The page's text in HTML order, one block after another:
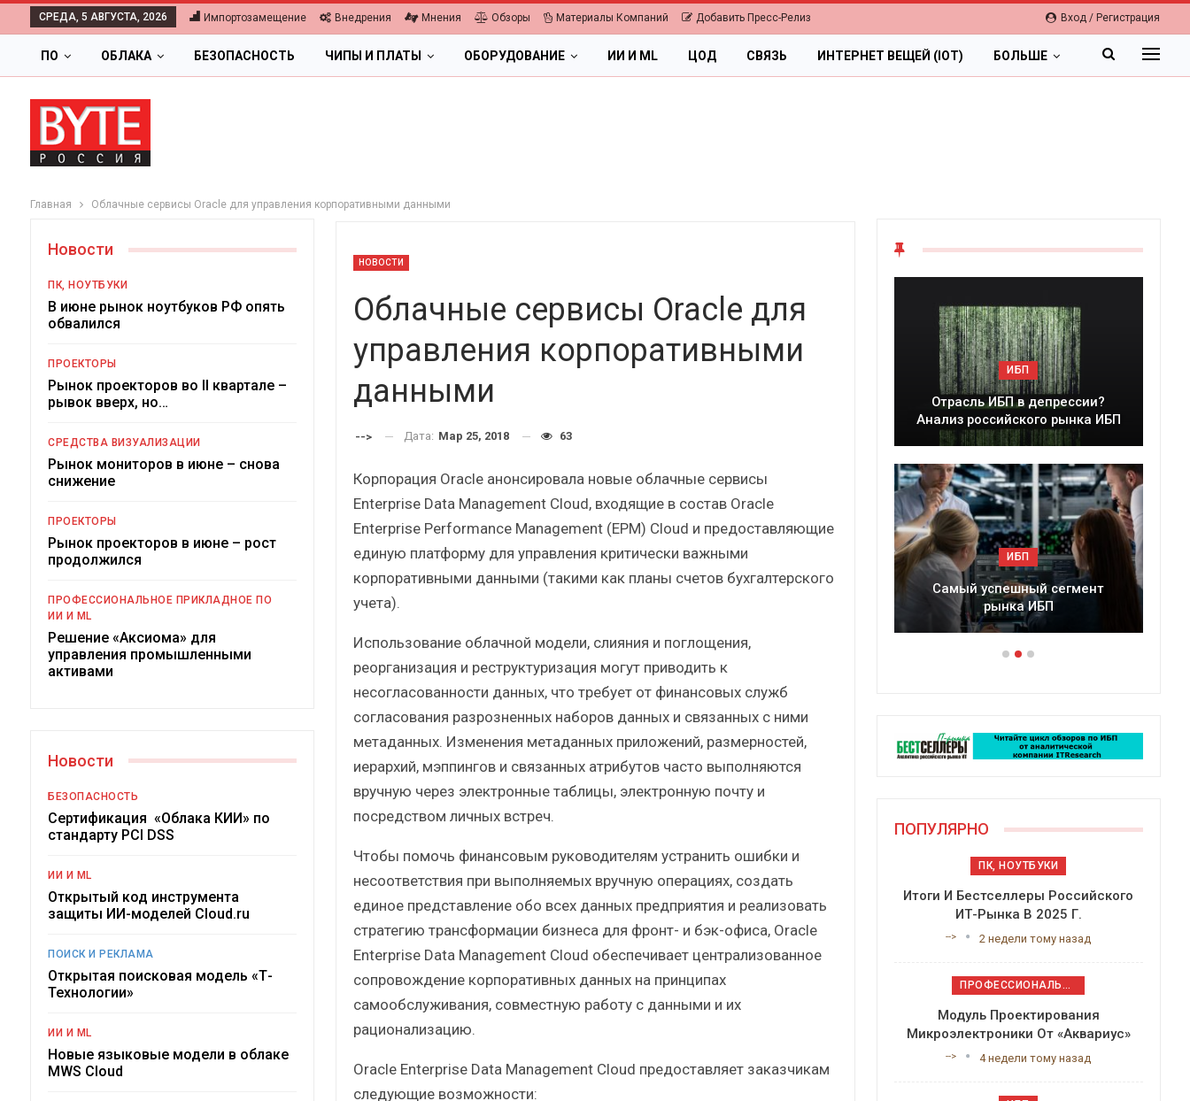
Вход / Регистрация
СРЕДА, 5 АВГУСТА, 2026 Импортозамещение Внедрения Мнения Обзоры Материалы Компаний Добавить Пресс-Релиз
ПО ОБЛАКА БЕЗОПАСНОСТЬ ЧИПЫ И ПЛАТЫ ОБОРУДОВАНИЕ ИИ И ML ЦОД СВЯЗЬ ИНТЕРНЕТ ВЕЩЕЙ (IOT) БОЛЬШЕ
Главная Облачные сервисы Oracle для управления корпоративными данными
НОВОСТИ
Облачные сервисы Oracle для
управления корпоративными
данными
--> Дата: Мар 25, 2018 63
Корпорация Oracle анонсировала новые облачные сервисы
Enterprise Data Management Cloud, входящие в состав Oracle
Enterprise Performance Management (EPM) Cloud и предоставляющие
единую платформу для управления критически важными
корпоративными данными (такими как планы счетов бухгалтерского
учета).
Использование облачной модели, слияния и поглощения,
реорганизация и реструктуризация могут приводить к
несогласованности данных, что требует от финансовых служб
согласования разрозненных наборов данных и связанных с ними
метаданных. Изменения метаданных приложений, размерностей,
иерархий, мэппингов и связанных атрибутов часто выполняются
вручную через электронные таблицы, электронную почту и
посредством личных встреч.
Чтобы помочь финансовым руководителям устранить ошибки и
несоответствия при выполняемых вручную операциях, создать
единое представление обо всех данных предприятия и реализовать
стратегию трансформации бизнеса для фронт- и бэк-офиса, Oracle
Enterprise Data Management Cloud обеспечивает централизованное
сопровождение корпоративных данных на принципах
самообслуживания, совместную работу с данными и их
рационализацию.
Oracle Enterprise Data Management Cloud предоставляет заказчикам
следующие возможности:
Новости
ПК, НОУТБУКИ
В июне рынок ноутбуков РФ опять
обвалился
ПРОЕКТОРЫ
Рынок проекторов во II квартале –
рывок вверх, но…
СРЕДСТВА ВИЗУАЛИЗАЦИИ
Рынок мониторов в июне – снова
снижение
ПРОЕКТОРЫ
Рынок проекторов в июне – рост
продолжился
ПРОФЕССИОНАЛЬНОЕ ПРИКЛАДНОЕ ПО
ИИ И ML
Решение «Аксиома» для
управления промышленными
активами
Новости
БЕЗОПАСНОСТЬ
Сертификация «Облака КИИ» по
стандарту PCI DSS
ИИ И ML
Открытый код инструмента
защиты ИИ-моделей Cloud.ru
ПОИСК И РЕКЛАМА
Открытая поисковая модель «Т-
Технологии»
ИИ И ML
Новые языковые модели в облаке
MWS Cloud
ОБЛАКА
Цифровая экономика 2026.
Краткий статистический
ИБП
Подкосят ли глобальные угрозы
российский рынок ИБП?
ИБП
Отрасль ИБП в депрессии?
ИБП
Отрасль ИБП в депрессии?
Анализ российского рынка ИБП
ИБП
Самый успешный сегмент
рынка ИБП
ПОПУЛЯРНО
ПК, НОУТБУКИ
Итоги И Бестселлеры Российского
ИТ-Рынка В 2025 Г.
--> 2 недели тому назад
ПРОФЕССИОНАЛЬНОЕ ПРИКЛАДНОЕ ПО
Модуль Проектирования
Микроэлектроники От «Аквариус»
--> 4 недели тому назад